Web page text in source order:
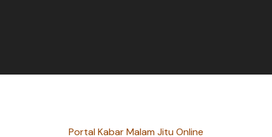
Portal Kabar Malam Jitu Online